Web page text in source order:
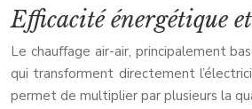
Efficacité énergétique
Le chauffage air-air, principalement
qui transforment directement
permet de multiplier par plusieurs la